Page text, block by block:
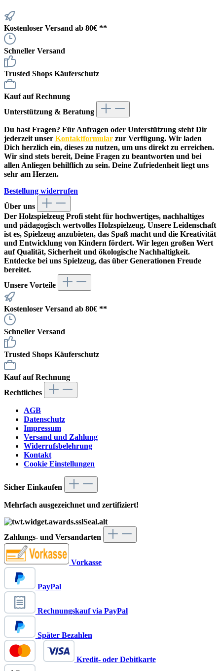
Kostenloser Versand ab 80€ **
Schneller Versand
Trusted Shops Käuferschutz
Kauf auf Rechnung
Unterstützung & Beratung
Du hast Fragen? Für Anfragen oder Unterstützung steht Dir
jederzeit unser Kontaktformular zur Verfügung. Wir laden
Dich herzlich ein, dieses zu nutzen, um uns direkt zu erreichen.
Wir sind stets bereit, Deine Fragen zu beantworten und bei
allen Anliegen behilflich zu sein. Deine Zufriedenheit liegt uns
sehr am Herzen.
Bestellung widerrufen
Über uns
Der Holzspielzeug Profi steht für hochwertiges, nachhaltiges
und pädagogisch wertvolles Holzspielzeug. Unsere Leidenschaft
ist es, Spielzeug anzubieten, das Spaß macht und die Kreativität
und Entwicklung von Kindern fördert. Wir legen großen Wert
auf Qualität, Sicherheit und ökologische Nachhaltigkeit.
Entdecke bei uns Spielzeug, das über Generationen Freude
bereitet.
Unsere Vorteile
Kostenloser Versand ab 80€ **
Schneller Versand
Trusted Shops Käuferschutz
Kauf auf Rechnung
Rechtliches
AGB
Datenschutz
Impressum
Versand und Zahlung
Widerrufsbelehrung
Kontakt
Cookie Einstellungen
Sicher Einkaufen
Mehrfach ausgezeichnet und zertifiziert!
Zahlungs- und Versandarten
Vorkasse
PayPal
Rechnungskauf via PayPal
Später Bezahlen
Kredit- oder Debitkarte